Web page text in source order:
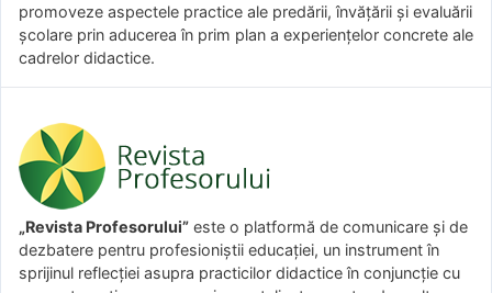
promoveze aspectele practice ale predării, învăţării şi evaluării
şcolare prin aducerea în prim plan a experienţelor concrete ale
cadrelor didactice.
„Revista Profesorului” este o platformă de comunicare și de
dezbatere pentru profesioniștii educației, un instrument în
sprijinul reflecției asupra practicilor didactice în conjuncție cu